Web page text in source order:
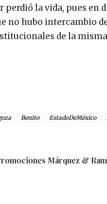
perdió la vida, pues
no hubo intercambio
de la
Benito EstadoDeMéxico
Márquez &